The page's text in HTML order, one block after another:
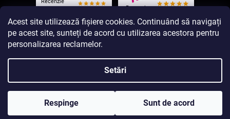
Acest site utilizează fișiere cookies. Continuând să navigați
pe acest site, sunteți de acord cu utilizarea acestora pentru
personalizarea reclamelor.
Setări
Respinge Sunt de acord
Recenzie
Drepturi de autor 2026www.PUELLAparfumuri.ro. Toate
drepturile rezervate.